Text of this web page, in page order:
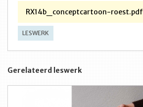
RX14b_conceptcartoon-roest.pdf
LESWERK
Gerelateerd leswerk